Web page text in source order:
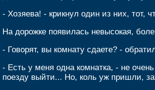
- Хозяева! - крикнул один из них, тот,
На дорожке появилась невысокая,
- Говорят, вы комнату сдаете? -
- Есть у меня одна комнатка, - не
поезду выйти... Но, коль уж пришли,